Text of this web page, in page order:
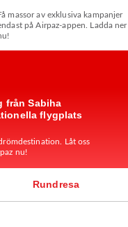
massor av exklusiva kampanjer
på Airpaz-appen. Ladda ner
från Sabiha
flygplats
Låt oss
nu!
Rundresa